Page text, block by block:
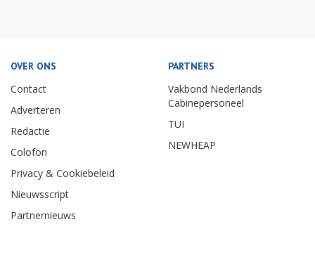
OVER ONS
Contact
Adverteren
Redactie
Colofon
Privacy & Cookiebeleid
Nieuwsscript
Partnernieuws
PARTNERS
Vakbond Nederlands
Cabinepersoneel
TUI
NEWHEAP